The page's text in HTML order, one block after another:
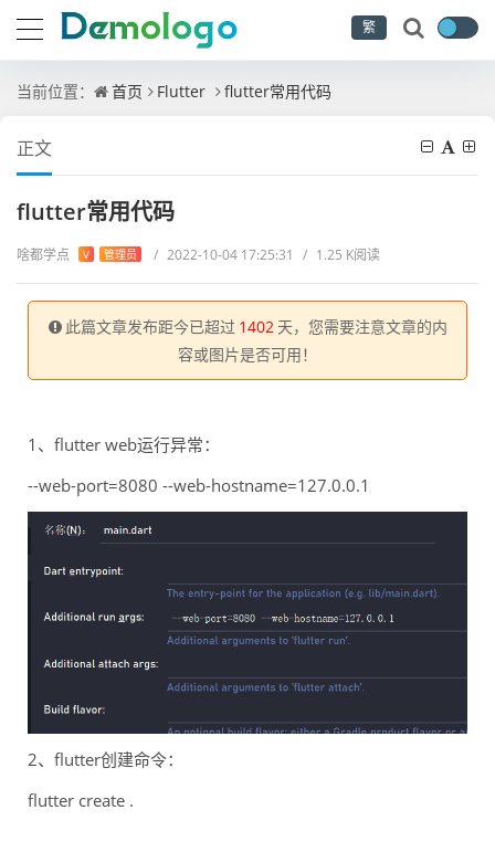
繁
当前位置： 首页 Flutter flutter常用代码
正文
flutter常用代码
啥都学点 V 管理员 / 2022-10-04 17:25:31 / 1.25 K阅读
此篇文章发布距今已超过 1402 天，您需要注意文章的内
容或图片是否可用！
1、flutter web运行异常：
--web-port=8080 --web-hostname=127.0.0.1
2、flutter创建命令：
flutter create .